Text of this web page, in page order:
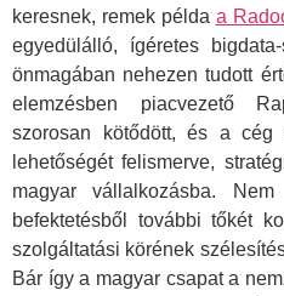
keresnek, remek példa a
egyedülálló, ígéretes
önmagában nehezen tudott
elemzésben piacvezető
szorosan kötődött, és a cég
lehetőségét felismerve,
magyar vállalkozásba.
befektetésből további tőkét
szolgáltatási körének
Bár így a magyar csapat a